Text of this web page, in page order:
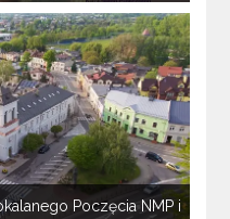
Poczęcia NMP i